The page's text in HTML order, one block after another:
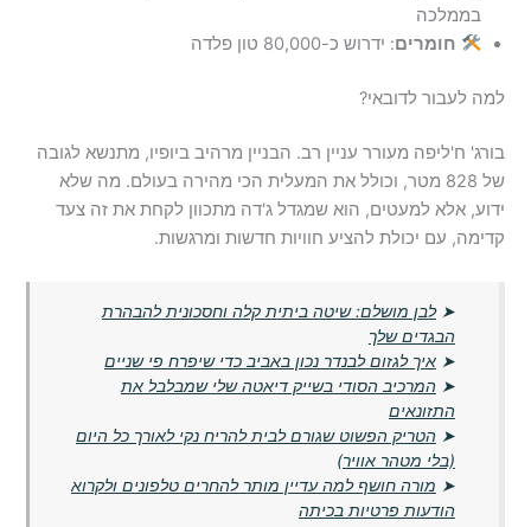
בממלכה
חומרים: ידרוש כ-80,000 טון פלדה
למה לעבור לדובאי?
בורג' ח'ליפה מעורר עניין רב. הבניין מרהיב ביופיו, מתנשא לגובה
של 828 מטר, וכולל את המעלית הכי מהירה בעולם. מה שלא
ידוע, אלא למעטים, הוא שמגדל ג'דה מתכוון לקחת את זה צעד
קדימה, עם יכולת להציע חוויות חדשות ומרגשות.
➤לבן מושלם: שיטה ביתית קלה וחסכונית להבהרת
הבגדים שלך
➤איך לגזום לבנדר נכון באביב כדי שיפרח פי שניים
➤ המרכיב הסודי בשייק דיאטה שלי שמבלבל את
התזונאים
➤ הטריק הפשוט שגורם לבית להריח נקי לאורך כל היום
(בלי מטהר אוויר)
➤ מורה חושף למה עדיין מותר להחרים טלפונים ולקרוא
הודעות פרטיות בכיתה